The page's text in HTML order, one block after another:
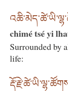
chimé tsé yi
Surrounded by
life: